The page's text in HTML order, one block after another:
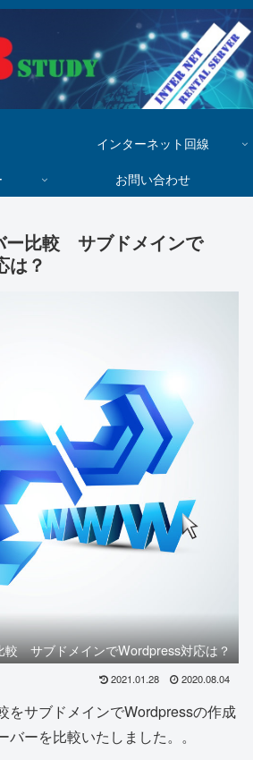
インターネット回線
お問い合わせ
ー比較 サブドメインで
は？
較 サブドメインでWordpress対応は？
2021.01.28 2020.08.04
をサブドメインでWordpressの作成
ーを比較いたしました。。